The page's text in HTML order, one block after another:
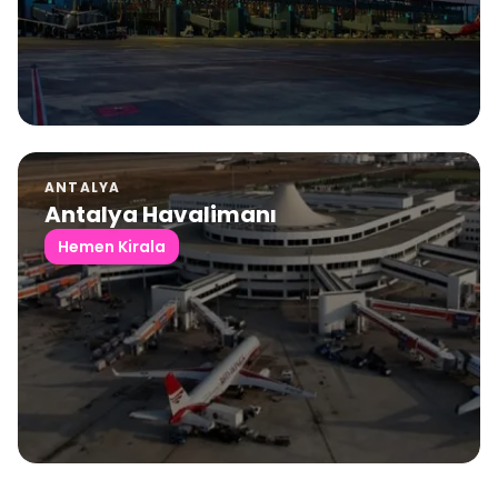
ANTALYA
Antalya Havalimanı
Hemen Kirala